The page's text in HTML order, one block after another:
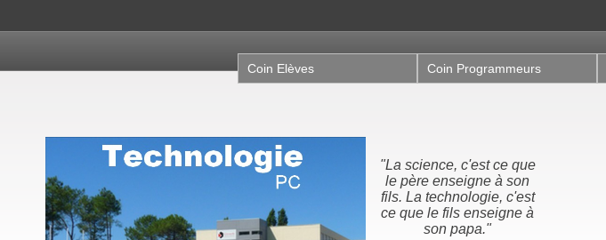
Coin Elèves Coin Programmeurs
"Nous n'héritons pas de
la terre de nos ancêtres,
nous l'empruntons à nos
enfants"